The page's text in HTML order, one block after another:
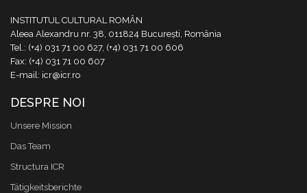
INSTITUTUL CULTURAL ROMÂN
Aleea Alexandru nr. 38, 011824 București, România
Tel.: (+4) 031 71 00 627, (+4) 031 71 00 606
Fax: (+4) 031 71 00 607
E-mail: icr@icr.ro
DESPRE NOI
Unsere Mission
Das Team
Structura ICR
Tätigkeitsberichte